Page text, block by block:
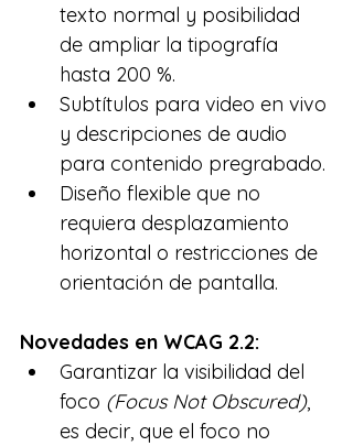
texto normal y posibilidad
de ampliar la tipografía
hasta 200 %.
Subtítulos para video en vivo
y descripciones de audio
para contenido pregrabado.
Diseño flexible que no
requiera desplazamiento
horizontal o restricciones de
orientación de pantalla.
Novedades en WCAG 2.2:
Garantizar la visibilidad del
foco (Focus Not Obscured),
es decir, que el foco no